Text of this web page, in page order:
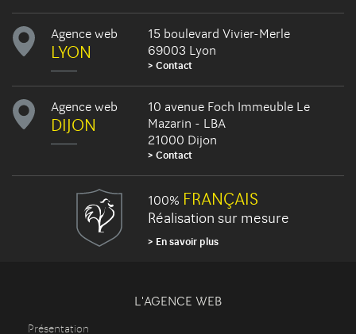
Agence web
LYON
15 boulevard Vivier-Merle
69003 Lyon
Contact
Agence web
DIJON
10 avenue Foch Immeuble Le
Mazarin - LBA
21000 Dijon
Contact
100% FRANÇAIS
Réalisation sur mesure
En savoir plus
L'AGENCE WEB
Présentation